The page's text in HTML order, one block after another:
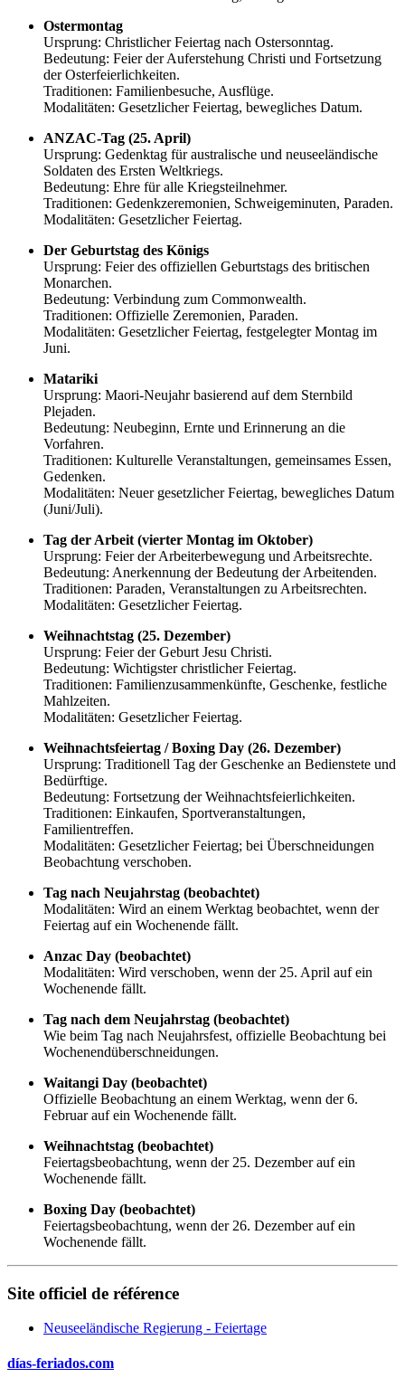
Ostermontag
Ursprung: Christlicher Feiertag nach Ostersonntag.
Bedeutung: Feier der Auferstehung Christi und Fortsetzung
der Osterfeierlichkeiten.
Traditionen: Familienbesuche, Ausflüge.
Modalitäten: Gesetzlicher Feiertag, bewegliches Datum.
ANZAC-Tag (25. April)
Ursprung: Gedenktag für australische und neuseeländische
Soldaten des Ersten Weltkriegs.
Bedeutung: Ehre für alle Kriegsteilnehmer.
Traditionen: Gedenkzeremonien, Schweigeminuten, Paraden.
Modalitäten: Gesetzlicher Feiertag.
Der Geburtstag des Königs
Ursprung: Feier des offiziellen Geburtstags des britischen
Monarchen.
Bedeutung: Verbindung zum Commonwealth.
Traditionen: Offizielle Zeremonien, Paraden.
Modalitäten: Gesetzlicher Feiertag, festgelegter Montag im
Juni.
Matariki
Ursprung: Maori-Neujahr basierend auf dem Sternbild
Plejaden.
Bedeutung: Neubeginn, Ernte und Erinnerung an die
Vorfahren.
Traditionen: Kulturelle Veranstaltungen, gemeinsames Essen,
Gedenken.
Modalitäten: Neuer gesetzlicher Feiertag, bewegliches Datum
(Juni/Juli).
Tag der Arbeit (vierter Montag im Oktober)
Ursprung: Feier der Arbeiterbewegung und Arbeitsrechte.
Bedeutung: Anerkennung der Bedeutung der Arbeitenden.
Traditionen: Paraden, Veranstaltungen zu Arbeitsrechten.
Modalitäten: Gesetzlicher Feiertag.
Weihnachtstag (25. Dezember)
Ursprung: Feier der Geburt Jesu Christi.
Bedeutung: Wichtigster christlicher Feiertag.
Traditionen: Familienzusammenkünfte, Geschenke, festliche
Mahlzeiten.
Modalitäten: Gesetzlicher Feiertag.
Weihnachtsfeiertag / Boxing Day (26. Dezember)
Ursprung: Traditionell Tag der Geschenke an Bedienstete und
Bedürftige.
Bedeutung: Fortsetzung der Weihnachtsfeierlichkeiten.
Traditionen: Einkaufen, Sportveranstaltungen,
Familientreffen.
Modalitäten: Gesetzlicher Feiertag; bei Überschneidungen
Beobachtung verschoben.
Tag nach Neujahrstag (beobachtet)
Modalitäten: Wird an einem Werktag beobachtet, wenn der
Feiertag auf ein Wochenende fällt.
Anzac Day (beobachtet)
Modalitäten: Wird verschoben, wenn der 25. April auf ein
Wochenende fällt.
Tag nach dem Neujahrstag (beobachtet)
Wie beim Tag nach Neujahrsfest, offizielle Beobachtung bei
Wochenendüberschneidungen.
Waitangi Day (beobachtet)
Offizielle Beobachtung an einem Werktag, wenn der 6.
Februar auf ein Wochenende fällt.
Weihnachtstag (beobachtet)
Feiertagsbeobachtung, wenn der 25. Dezember auf ein
Wochenende fällt.
Boxing Day (beobachtet)
Feiertagsbeobachtung, wenn der 26. Dezember auf ein
Wochenende fällt.
Site officiel de référence
Neuseeländische Regierung - Feiertage
días-feriados.com